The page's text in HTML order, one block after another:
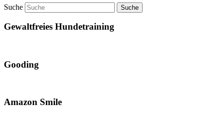
Suche
Gewaltfreies Hundetraining
Gooding
Amazon Smile